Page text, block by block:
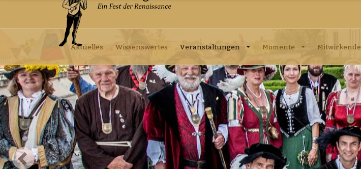
Aktuelles Wissenswertes Veranstaltungen Momente Mitwirkende